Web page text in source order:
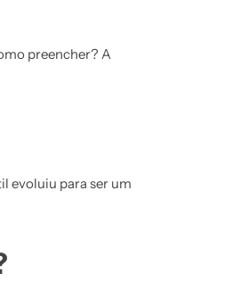
preencher? A
evoluiu para ser um